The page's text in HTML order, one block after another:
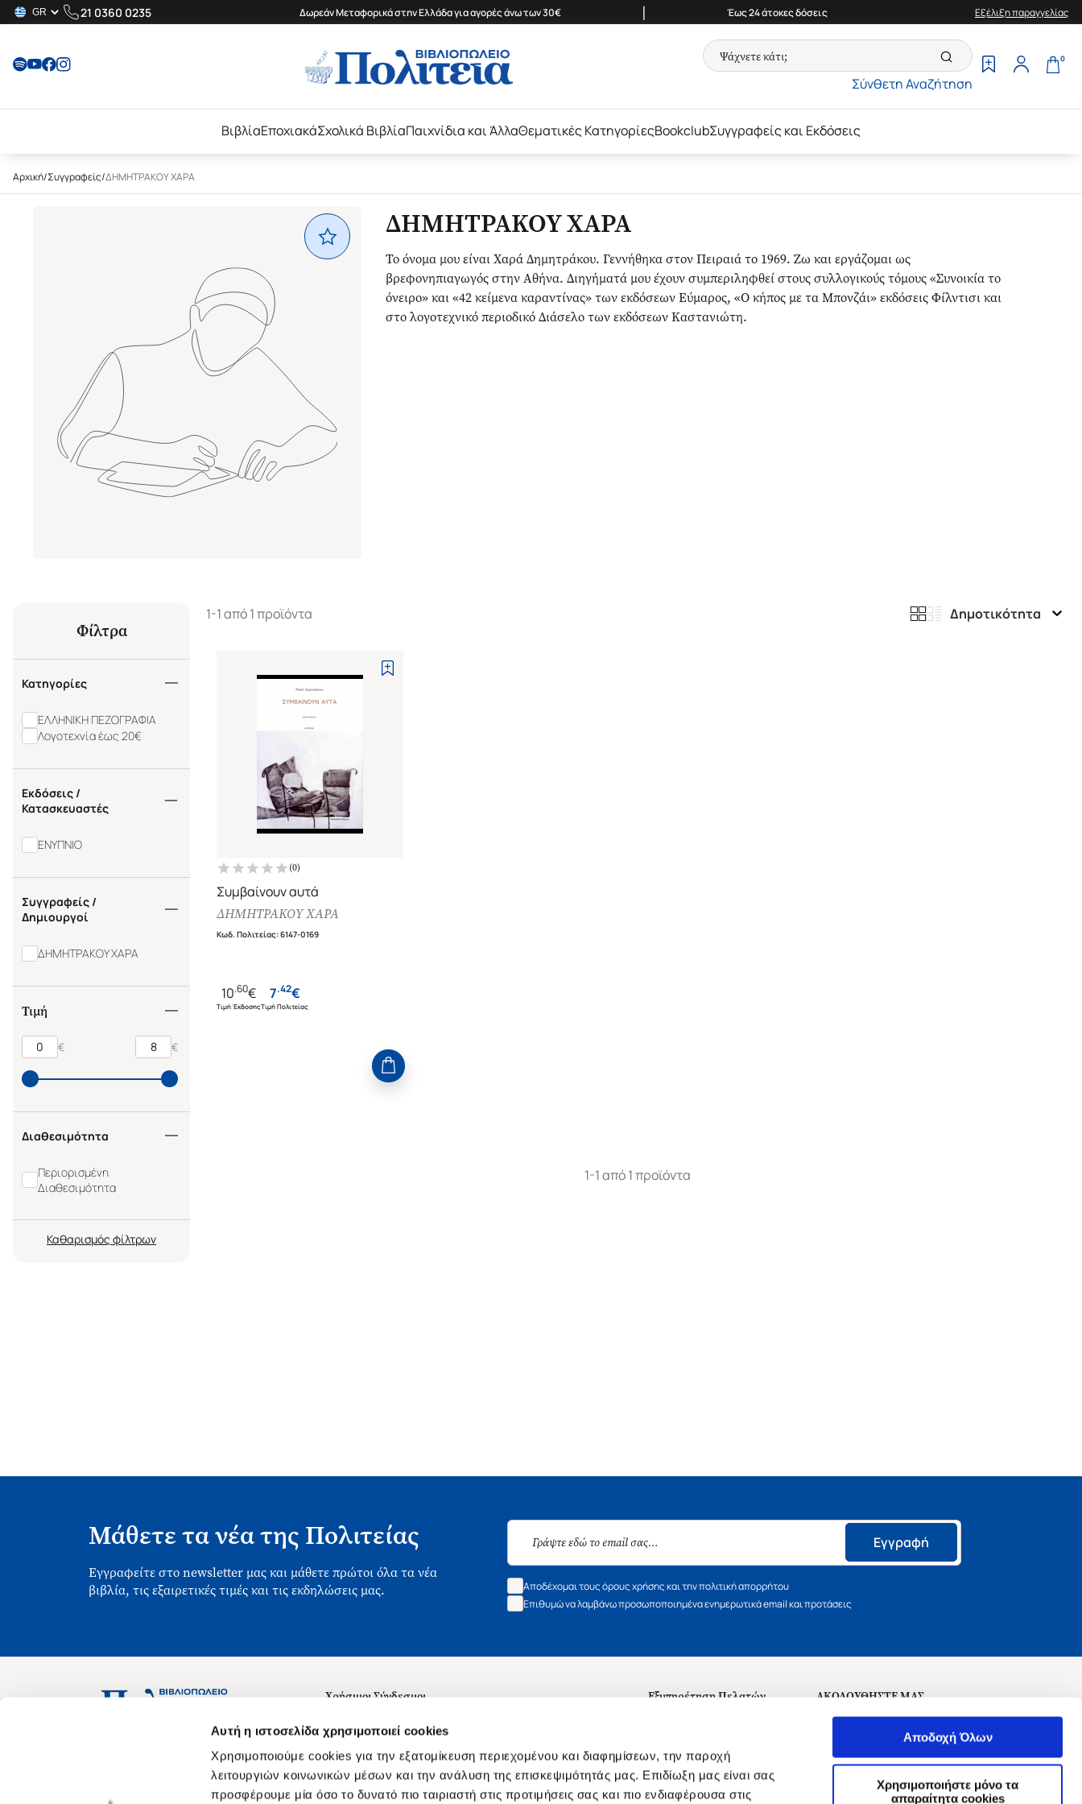
Αυτή η ιστοσελίδα χρησιμοποιεί cookies
Χρησιμοποιούμε cookies για την εξατομίκευση περιεχομένου και διαφημίσεων, την παροχή
λειτουργιών κοινωνικών μέσων και την ανάλυση της επισκεψιμότητάς μας. Επιδίωξη μας είναι σας
προσφέρουμε μία όσο το δυνατό πιο ταιριαστή στις προτιμήσεις σας και πιο ενδιαφέρουσα στις
Αποδοχή Όλων
Χρησιμοποιήστε μόνο τα
απαραίτητα cookies
21 0360 0235 Δωρεάν Μεταφορικά στην Ελλάδα για αγορές άνω των 30€ | Έως 24 άτοκες δόσεις Εξέλιξη παραγγελίας
Σύνθετη Αναζήτηση
0
ΒιβλίαΕποχιακάΣχολικά ΒιβλίαΠαιχνίδια και ΆλλαΘεματικές ΚατηγορίεςBookclubΣυγγραφείς και Εκδόσεις
Αρχική/Συγγραφείς/ΔΗΜΗΤΡΑΚΟΥ ΧΑΡΑ
ΔΗΜΗΤΡΑΚΟΥ ΧΑΡΑ
Το όνομα μου είναι Χαρά Δημητράκου. Γεννήθηκα στον Πειραιά το 1969. Ζω και εργάζομαι ως
βρεφονηπιαγωγός στην Αθήνα. Διηγήματά μου έχουν συμπεριληφθεί στους συλλογικούς τόμους «Συνοικία το
όνειρο» και «42 κείμενα καραντίνας» των εκδόσεων Εύμαρος, «Ο κήπος με τα Mπονζάι» εκδόσεις Φίλντισι και
στο λογοτεχνικό περιοδικό Διάσελο των εκδόσεων Καστανιώτη.
Φίλτρα
Κατηγορίες
ΕΛΛΗΝΙΚΗ ΠΕΖΟΓΡΑΦΙΑ
Λογοτεχνία έως 20€
Εκδόσεις /
Κατασκευαστές
ΕΝΥΠΝΙΟ
Συγγραφείς /
Δημιουργοί
ΔΗΜΗΤΡΑΚΟΥ ΧΑΡΑ
Τιμή
€ €
Διαθεσιμότητα
Περιορισμένη
Διαθεσιμότητα
Καθαρισμός
1-1 από 1 προϊόντα Δημοτικότητα
(0)
Συμβαίνουν αυτά
ΔΗΜΗΤΡΑΚΟΥ ΧΑΡΑ
Κωδ. Πολιτείας:6147-0169
10.60€
Τιμή Έκδοσης
7.42€
Τιμή Πολιτείας
1-1 από 1 προϊόντα
Μάθετε τα νέα της Πολιτείας
Εγγραφείτε στο newsletter μας και μάθετε πρώτοι όλα τα νέα
βιβλία, τις εξαιρετικές τιμές και τις εκδηλώσεις μας.
Εγγραφή
Αποδέχομαι τους όρους χρήσης και την πολιτική απορρήτου
Επιθυμώ να λαμβάνω προσωποποιημένα ενημερωτικά email και προτάσεις
Ασκληπιού 1-3, Αθήνα 106 79
Χρήσιμοι Σύνδεσμοι
Σχετικά με εμάς
Θέσεις Εργασίας
Οδηγίες για τις "Λίστες Επιθυμητών" και τη Βιβλιοθήκη
Οδηγίες Χρήσης Αναζήτησης
Εξυπηρέτηση Πελατών
B2B
Δικαίωμα Υπαναχώρησης
ΑΚΟΛΟΥΘΗΣΤΕ ΜΑΣ